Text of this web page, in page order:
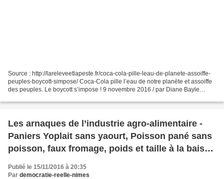
Source : http://lareleveetlapeste.fr/coca-cola-pille-leau-de-planete-assoiffe-
peuples-boycott-simpose/ Coca-Cola pille l’eau de notre planète et assoiffe
des peuples. Le boycott s’impose ! 9 novembre 2016 / par Diane Bayle
Les arnaques de l’industrie agro-alimentaire -
Paniers Yoplait sans yaourt, Poisson pané sans
poisson, faux fromage, poids et taille à la baisse
Publié le 15/11/2016 à 20:35
Par democratie-reelle-nimes